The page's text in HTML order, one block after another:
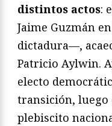
distintos actos:
Jaime Guzmán
dictadura—,
Patricio Aylwin.
electo
transición, luego
plebiscito